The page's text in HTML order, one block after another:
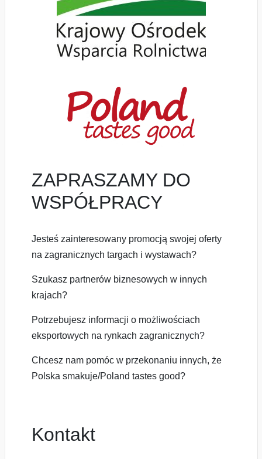
ZAPRASZAMY DO
WSPÓŁPRACY
Jesteś zainteresowany promocją swojej oferty
na zagranicznych targach i wystawach?
Szukasz partnerów biznesowych w innych
krajach?
Potrzebujesz informacji o możliwościach
eksportowych na rynkach zagranicznych?
Chcesz nam pomóc w przekonaniu innych, że
Polska smakuje/Poland tastes good?
Kontakt